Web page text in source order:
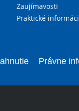
Zaujímavosti
Praktické
Právne